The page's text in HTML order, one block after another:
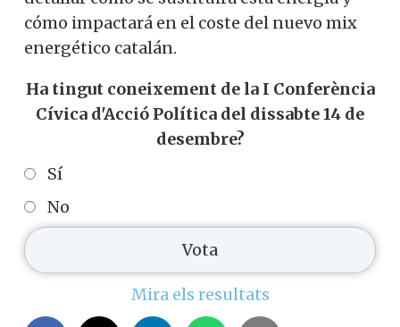
cómo impactará en el coste del nuevo mix
energético catalán.
Ha tingut coneixement de la I Conferència
Cívica d'Acció Política del dissabte 14 de
desembre?
Sí
No
Mira els resultats